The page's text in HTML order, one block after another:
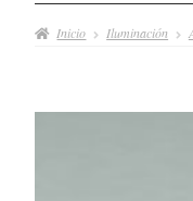
Inicio Iluminación